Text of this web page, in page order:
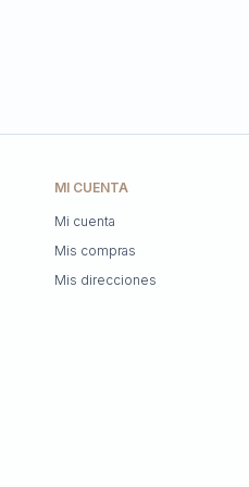
MI CUENTA
Mi cuenta
Mis compras
Mis direcciones